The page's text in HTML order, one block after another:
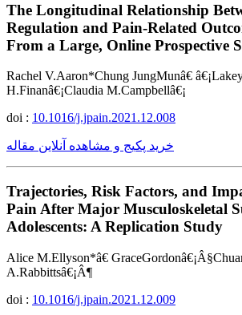
The Longitudinal Relationship
Regulation and Pain-Related
From a Large, Online Prospective
Rachel V.Aaron*Chung JungMunâ€
H.Finanâ€¡Claudia M.Campbellâ€¡
doi : 10.1016/j.jpain.2021.12.008
خرید پکیج و مشاهده آنلاین مقاله
Trajectories, Risk Factors, and
Pain After Major Musculoskeletal
Adolescents: A Replication Study
Alice M.Ellyson*â€
A.Rabbittsâ€¡Â¶
doi : 10.1016/j.jpain.2021.12.009